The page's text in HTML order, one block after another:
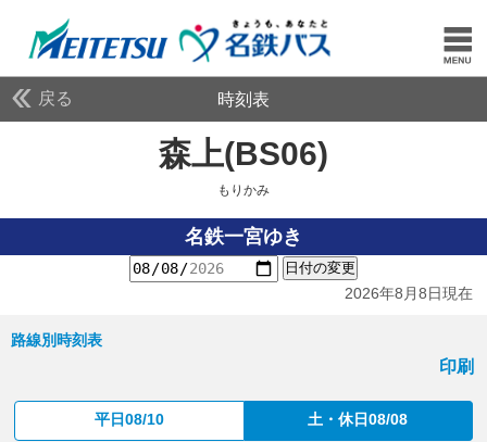
戻る 時刻表
森上(BS06)
もりかみ
名鉄一宮ゆき
日付の変更
2026年8月8日現在
路線別時刻表
印刷
平日08/10 土・休日08/08